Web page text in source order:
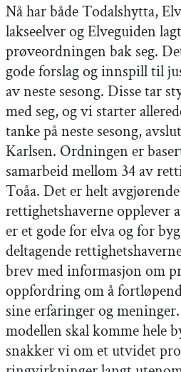
Nå har både Todalshytta,
lakseelver og Elveguiden
prøveordningen bak seg.
gode forslag og innspill til
av neste sesong. Disse tar
med seg, og vi starter
tanke på neste sesong,
Karlsen. Ordningen er
samarbeid mellom 34 av
Toåa. Det er helt
rettighetshaverne opplever
er et gode for elva og for
deltagende
brev med informasjon om
oppfordring om å
sine erfaringer og
modellen skal komme hele
snakker vi om et utvidet